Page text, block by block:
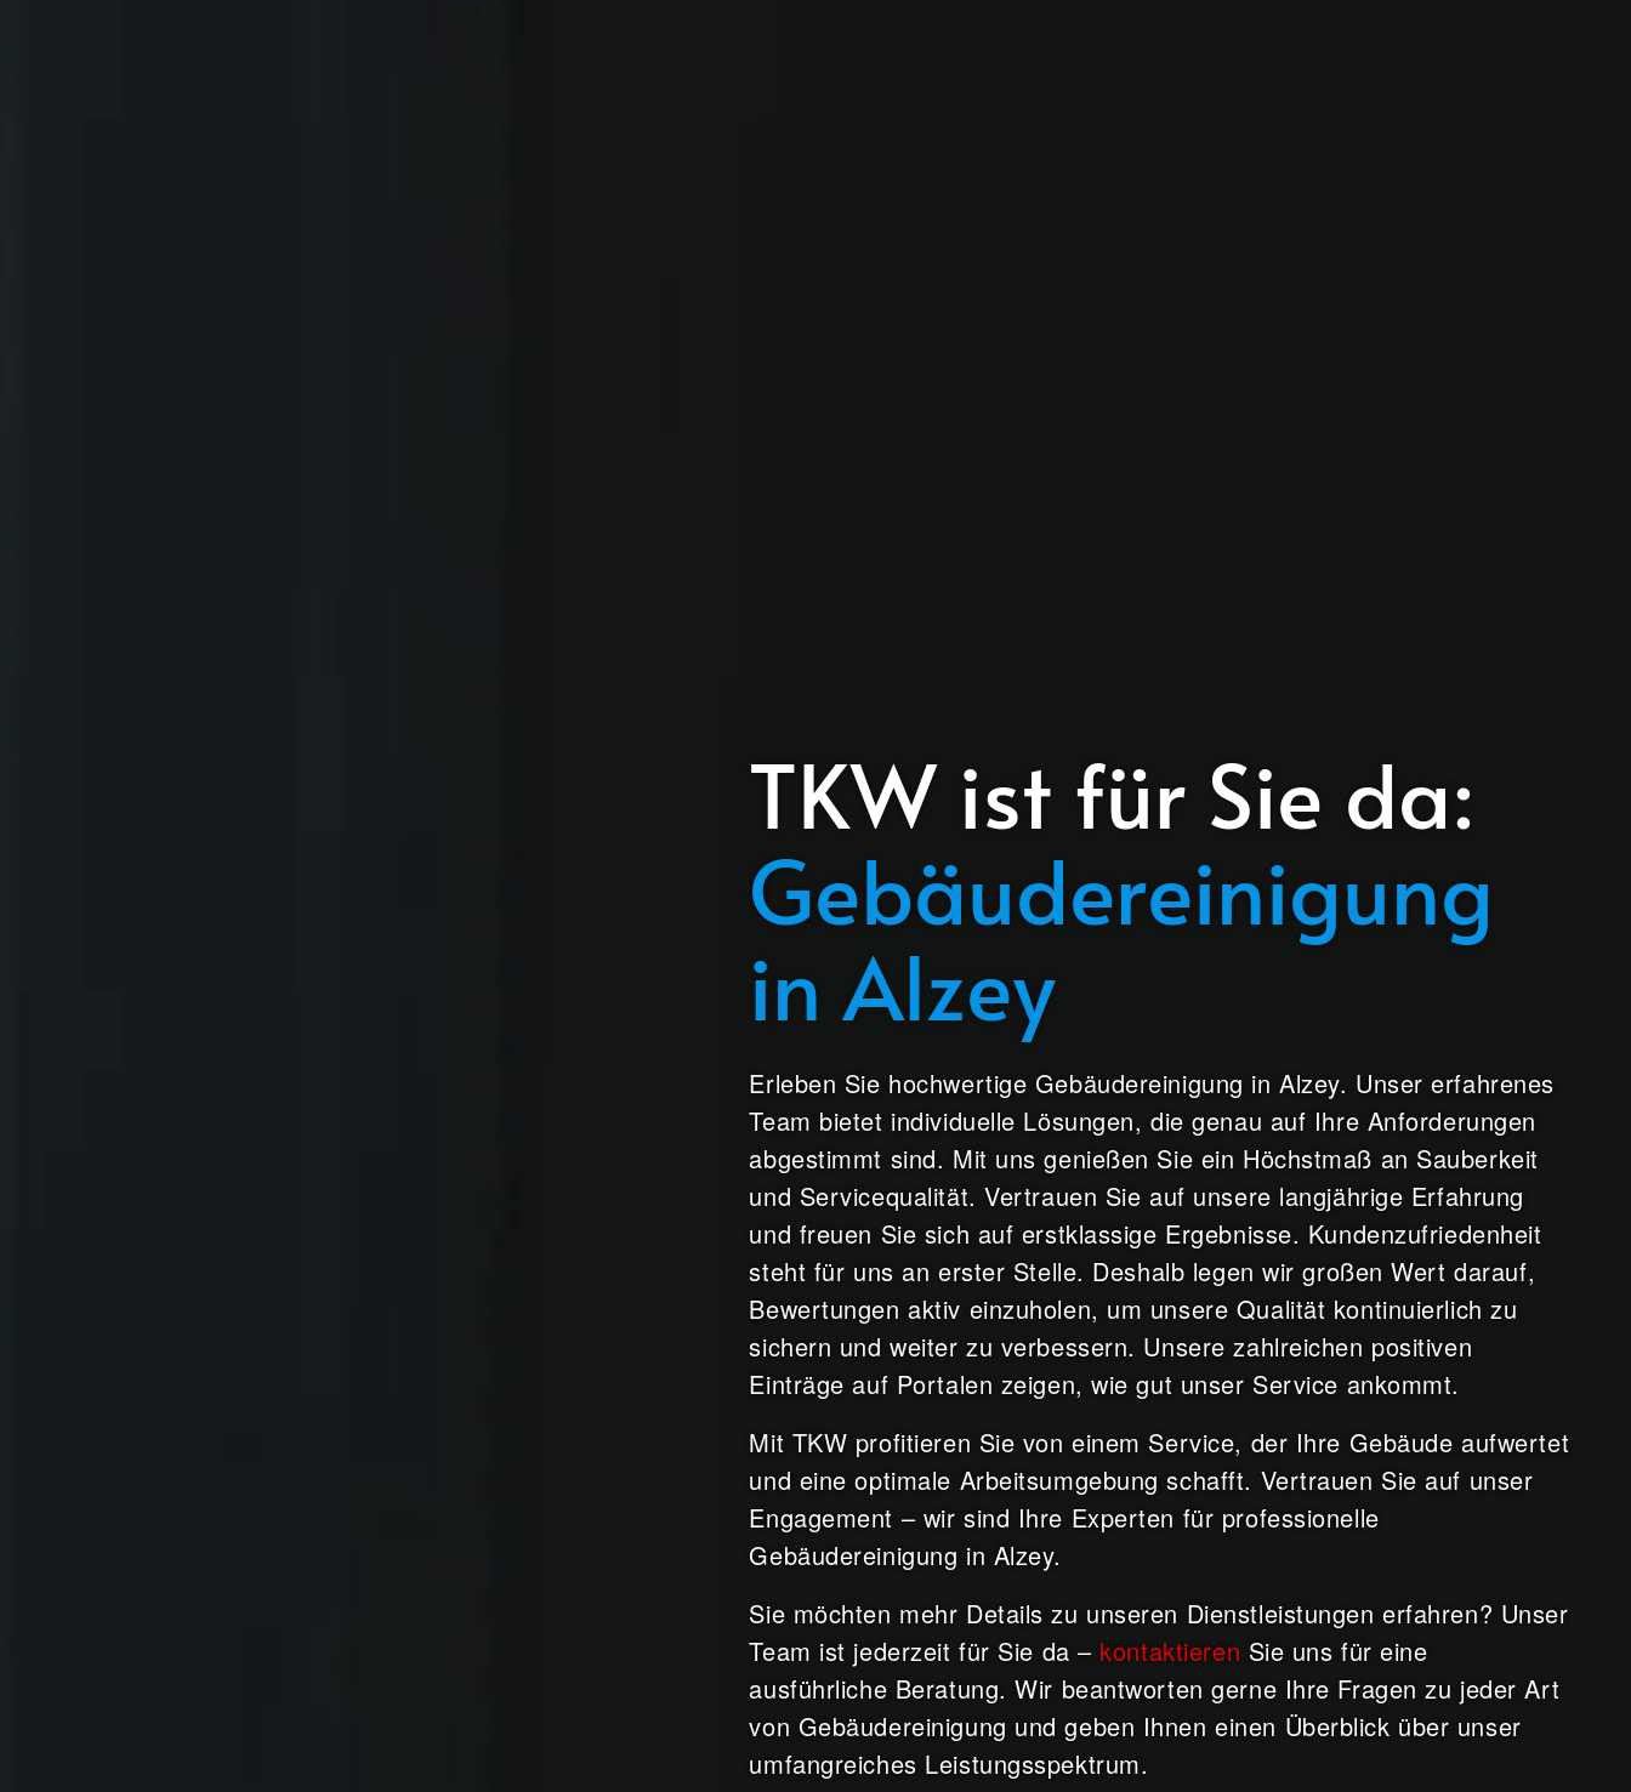
TKW ist für Sie da:
Gebäudereinigung
in Alzey
Erleben Sie hochwertige Gebäudereinigung in Alzey. Unser erfahrenes
Team bietet individuelle Lösungen, die genau auf Ihre Anforderungen
abgestimmt sind. Mit uns genießen Sie ein Höchstmaß an Sauberkeit
und Servicequalität. Vertrauen Sie auf unsere langjährige Erfahrung
und freuen Sie sich auf erstklassige Ergebnisse. Kundenzufriedenheit
steht für uns an erster Stelle. Deshalb legen wir großen Wert darauf,
Bewertungen aktiv einzuholen, um unsere Qualität kontinuierlich zu
sichern und weiter zu verbessern. Unsere zahlreichen positiven
Einträge auf Portalen zeigen, wie gut unser Service ankommt.
Mit TKW profitieren Sie von einem Service, der Ihre Gebäude aufwertet
und eine optimale Arbeitsumgebung schafft. Vertrauen Sie auf unser
Engagement – wir sind Ihre Experten für professionelle
Gebäudereinigung in Alzey.
Sie möchten mehr Details zu unseren Dienstleistungen erfahren? Unser
Team ist jederzeit für Sie da – kontaktieren Sie uns für eine
ausführliche Beratung. Wir beantworten gerne Ihre Fragen zu jeder Art
von Gebäudereinigung und geben Ihnen einen Überblick über unser
umfangreiches Leistungsspektrum.